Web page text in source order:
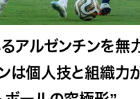
るアルゼンチンを
ンは個人技と組織力